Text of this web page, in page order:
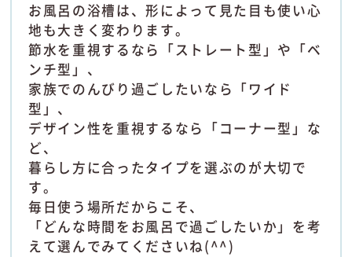
お風呂の浴槽は、形によって見た目も使い心
地も大きく変わります。
節水を重視するなら「ストレート型」や「ベ
ンチ型」、
家族でのんびり過ごしたいなら「ワイド
型」、
デザイン性を重視するなら「コーナー型」な
ど、
暮らし方に合ったタイプを選ぶのが大切で
す。
毎日使う場所だからこそ、
「どんな時間をお風呂で過ごしたいか」を考
えて選んでみてくださいね(^^)